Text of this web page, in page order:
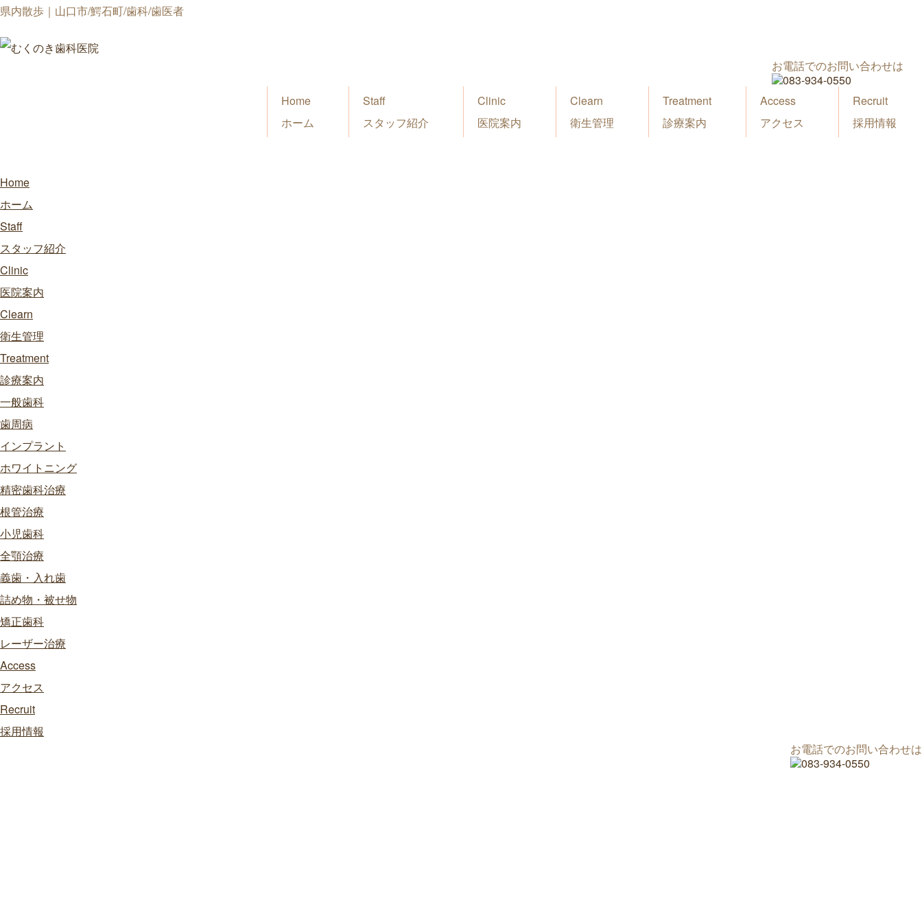
県内散歩｜山口市/鰐石町/歯科/歯医者
お電話でのお問い合わせは
Home
ホーム
Staff
スタッフ紹介
Clinic
医院案内
Clearn
衛生管理
Treatment
診療案内
Access
アクセス
Recruit
採用情報
Home
ホーム
Staff
スタッフ紹介
Clinic
医院案内
Clearn
衛生管理
Treatment
診療案内
一般歯科
歯周病
インプラント
ホワイトニング
精密歯科治療
根管治療
小児歯科
全顎治療
義歯・入れ歯
詰め物・被せ物
矯正歯科
レーザー治療
Access
アクセス
Recruit
採用情報
お電話でのお問い合わせは